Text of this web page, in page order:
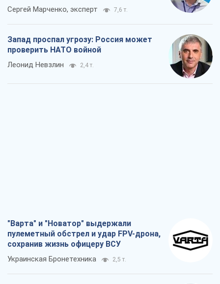
Сергей Марченко, эксперт 7,6 т.
Запад проспал угрозу: Россия может
проверить НАТО войной
Леонид Невзлин 2,4 т.
"Варта" и "Новатор" выдержали
пулеметный обстрел и удар FPV-дрона,
сохранив жизнь офицеру ВСУ
Украинская Бронетехника 2,5 т.